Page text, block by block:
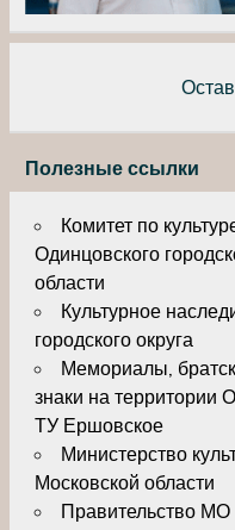
Полезные ссылки
Комитет по
Одинцовского
области
Культурное
городского округа
Мемориалы,
знаки на территории
ТУ Ершовское
Министерство
Московской области
Правительство МО